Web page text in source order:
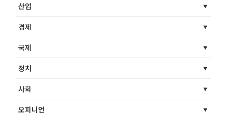
산업
경제
국제
정치
사회
오피니언